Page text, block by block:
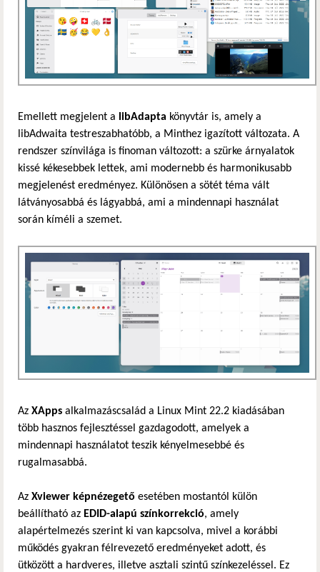
Emellett megjelent a libAdapta könyvtár is, amely a
libAdwaita testreszabhatóbb, a Minthez igazított változata. A
rendszer színvilága is finoman változott: a szürke árnyalatok
kissé kékesebbek lettek, ami modernebb és harmonikusabb
megjelenést eredményez. Különösen a sötét téma vált
látványosabbá és lágyabbá, ami a mindennapi használat
során kíméli a szemet.
Az XApps alkalmazáscsalád a Linux Mint 22.2 kiadásában
több hasznos fejlesztéssel gazdagodott, amelyek a
mindennapi használatot teszik kényelmesebbé és
rugalmasabbá.
Az Xviewer képnézegető esetében mostantól külön
beállítható az EDID-alapú színkorrekció, amely
alapértelmezés szerint ki van kapcsolva, mivel a korábbi
működés gyakran félrevezető eredményeket adott, és
ütközött a hardveres, illetve asztali szintű színkezeléssel. Ez